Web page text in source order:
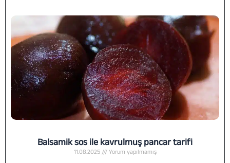
Balsamik sos ile kavrulmuş pancar tarifi
11.08.2025 Yorum yapılmamış